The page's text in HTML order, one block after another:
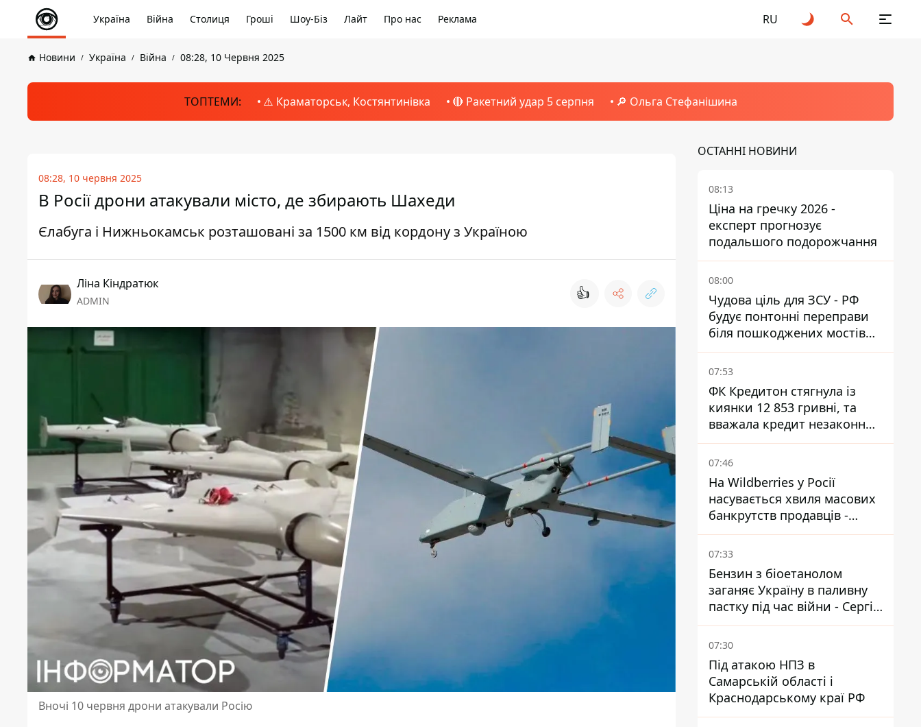
Україна Війна Столиця Гроші Шоу-Біз Лайт Про нас Реклама RU
Новини Україна Війна 08:28, 10 Червня 2025
ТОПТЕМИ: ⚠️ Краматорськ, Костянтинівка 🔴 Ракетний удар 5 серпня 🔎 Ольга Стефанішина
08:28, 10 червня 2025
В Росії дрони атакували місто, де збирають Шахеди
Єлабуга і Нижньокамськ розташовані за 1500 км від кордону з Україною
Ліна Кіндратюк
ADMIN 👍
Вночі 10 червня дрони атакували Росію
ОСТАННІ НОВИНИ
08:13
Ціна на гречку 2026 -
експерт прогнозує
подальшого подорожчання
08:00
Чудова ціль для ЗСУ - РФ
будує понтонні переправи
біля пошкоджених мостів
на ТОТ
07:53
ФК Кредитон стягнула із
киянки 12 853 гривні, та
вважала кредит незаконним
- що вирішив суд
07:46
На Wildberries у Росії
насувається хвиля масових
банкрутств продавців -
Reuters
07:33
Бензин з біоетанолом
заганяє Україну в паливну
пастку під час війни - Сергій
Куюн
07:30
Під атакою НПЗ в
Самарській області і
Краснодарському краї РФ